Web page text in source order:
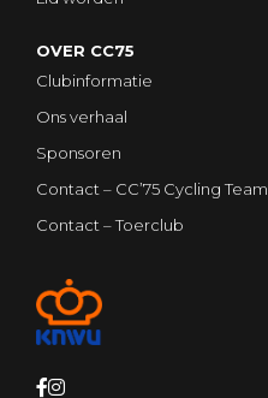
OVER CC75
Clubinformatie
Ons verhaal
Sponsoren
Contact – CC’75 Cycling Team
Contact – Toerclub